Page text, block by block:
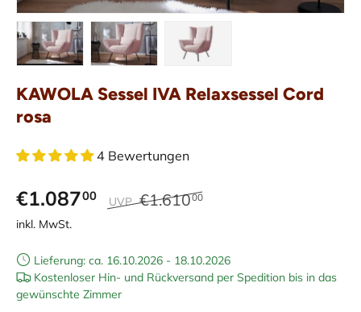
Bild 1 in Galerieansicht laden
Bild 2 in Galerieansicht laden
Bild 3 in Galerieansicht laden
KAWOLA Sessel IVA Relaxsessel Cord
rosa
4 Bewertungen
€1.08700 UVP €1.61000
inkl. MwSt.
Lieferung: ca. 16.10.2026 - 18.10.2026
Kostenloser Hin- und Rückversand per Spedition bis in das
gewünschte Zimmer